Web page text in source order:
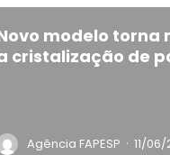
modelo torna
cristalização de
Agência FAPESP · 11/06/